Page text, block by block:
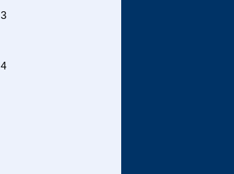
3
4